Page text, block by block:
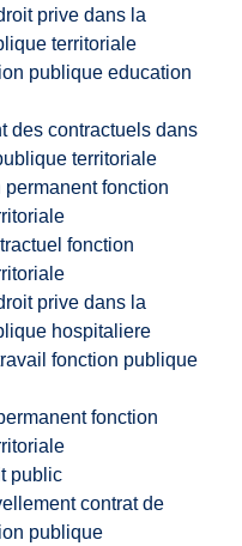
prive dans la
territoriale
publique education
des contractuels dans
territoriale
fonction
fonction
prive dans la
hospitaliere
fonction publique
fonction
public
contrat de
publique